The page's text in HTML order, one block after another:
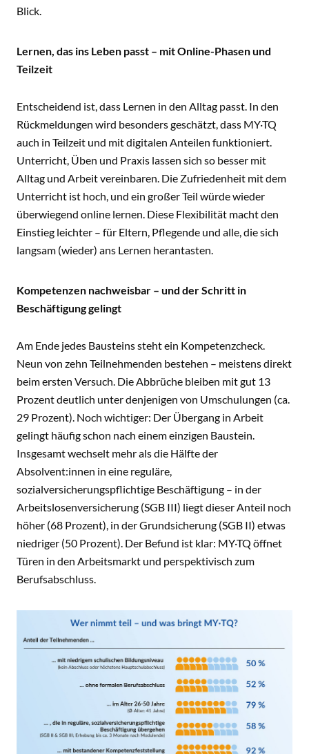
Blick.
Lernen, das ins Leben passt – mit Online-Phasen und
Teilzeit
Entscheidend ist, dass Lernen in den Alltag passt. In den
Rückmeldungen wird besonders geschätzt, dass MY·TQ
auch in Teilzeit und mit digitalen Anteilen funktioniert.
Unterricht, Üben und Praxis lassen sich so besser mit
Alltag und Arbeit vereinbaren. Die Zufriedenheit mit dem
Unterricht ist hoch, und ein großer Teil würde wieder
überwiegend online lernen. Diese Flexibilität macht den
Einstieg leichter – für Eltern, Pflegende und alle, die sich
langsam (wieder) ans Lernen herantasten.
Kompetenzen nachweisbar – und der Schritt in
Beschäftigung gelingt
Am Ende jedes Bausteins steht ein Kompetenzcheck.
Neun von zehn Teilnehmenden bestehen – meistens direkt
beim ersten Versuch. Die Abbrüche bleiben mit gut 13
Prozent deutlich unter denjenigen von Umschulungen (ca.
29 Prozent). Noch wichtiger: Der Übergang in Arbeit
gelingt häufig schon nach einem einzigen Baustein.
Insgesamt wechselt mehr als die Hälfte der
Absolvent:innen in eine reguläre,
sozialversicherungspflichtige Beschäftigung – in der
Arbeitslosenversicherung (SGB III) liegt dieser Anteil noch
höher (68 Prozent), in der Grundsicherung (SGB II) etwas
niedriger (50 Prozent). Der Befund ist klar: MY·TQ öffnet
Türen in den Arbeitsmarkt und perspektivisch zum
Berufsabschluss.